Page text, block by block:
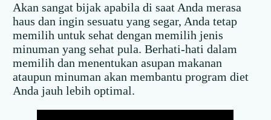
Akan sangat bijak apabila di saat Anda merasa
haus dan ingin sesuatu yang segar, Anda tetap
memilih untuk sehat dengan memilih jenis
minuman yang sehat pula. Berhati-hati dalam
memilih dan menentukan asupan makanan
ataupun minuman akan membantu program diet
Anda jauh lebih optimal.